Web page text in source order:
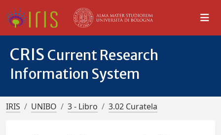
CRIS Current Research
Information System
IRIS UNIBO 3 - Libro 3.02 Curatela